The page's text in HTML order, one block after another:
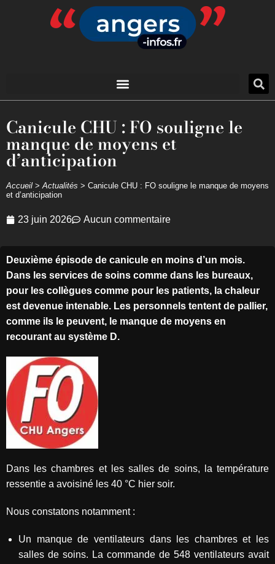
Canicule CHU : FO souligne le
manque de moyens et
d’anticipation
Accueil >Actualités > Canicule CHU : FO souligne le manque de moyens
et d’anticipation
23 juin 2026 Aucun commentaire
Deuxième épisode de canicule en moins d’un mois.
Dans les services de soins comme dans les bureaux,
pour les collègues comme pour les patients, la chaleur
est devenue intenable. Les personnels tentent de pallier,
comme ils le peuvent, le manque de moyens en
recourant au système D.
Dans les chambres et les salles de soins, la température
ressentie a avoisiné les 40 °C hier soir.
Nous constatons notamment :
Un manque de ventilateurs dans les chambres et les
salles de soins. La commande de 548 ventilateurs avait